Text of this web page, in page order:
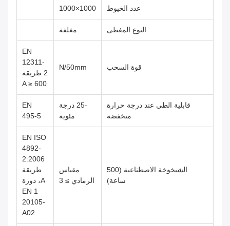
عدد الخيوط 1000×1000
النوع المغطى مغلفة
قوة السحب N/50mm
EN
12311-
2 طريقة
A ≥ 600
قابلية الطي عند درجة حرارة
منخفضة
-25 درجة
مئوية
EN
495-5
الشيخوخة الاصطناعية (500
ساعة)
مقياس
الرمادي ≥ 3
EN ISO
4892-
2:2006
طريقة
A، دورة
1 EN
20105-
A02